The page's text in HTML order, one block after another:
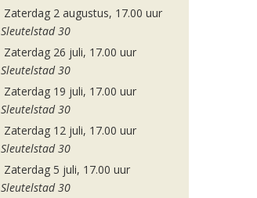
Zaterdag 2 augustus, 17.00 uur
Sleutelstad 30
Zaterdag 26 juli, 17.00 uur
Sleutelstad 30
Zaterdag 19 juli, 17.00 uur
Sleutelstad 30
Zaterdag 12 juli, 17.00 uur
Sleutelstad 30
Zaterdag 5 juli, 17.00 uur
Sleutelstad 30